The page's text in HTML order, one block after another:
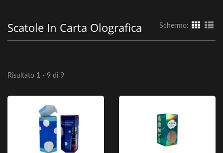
Scatole In Carta Olografica Schermo:
Risultato 1 - 9 di 9